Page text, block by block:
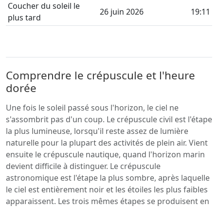
Coucher du soleil le
plus tard
26 juin 2026 19:11
Comprendre le crépuscule et l'heure
dorée
Une fois le soleil passé sous l'horizon, le ciel ne
s'assombrit pas d'un coup. Le crépuscule civil est l'étape
la plus lumineuse, lorsqu'il reste assez de lumière
naturelle pour la plupart des activités de plein air. Vient
ensuite le crépuscule nautique, quand l'horizon marin
devient difficile à distinguer. Le crépuscule
astronomique est l'étape la plus sombre, après laquelle
le ciel est entièrement noir et les étoiles les plus faibles
apparaissent. Les trois mêmes étapes se produisent en